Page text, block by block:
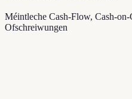
Méintleche Cash-Flow, Cash-
Ofschreiwungen